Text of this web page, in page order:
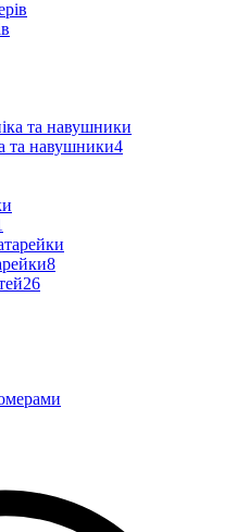
та навушники4
8
26